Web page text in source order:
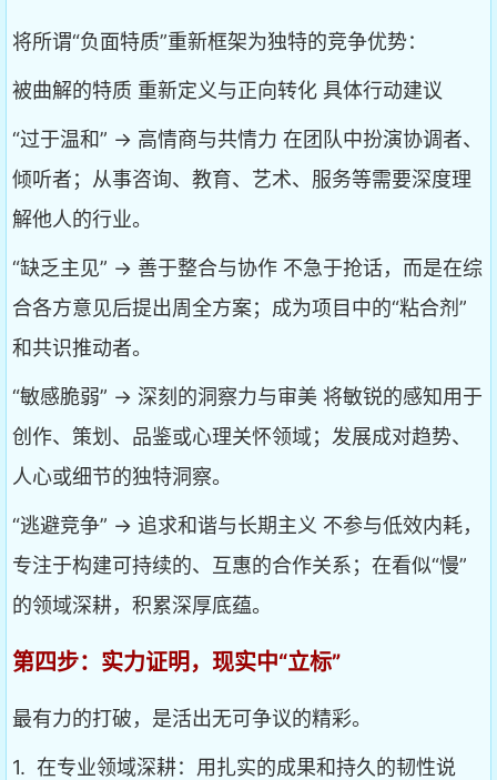
将所谓“负面特质”重新框架为独特的竞争优势：
被曲解的特质 重新定义与正向转化 具体行动建议
“过于温和” → 高情商与共情力 在团队中扮演协调者、
倾听者；从事咨询、教育、艺术、服务等需要深度理
解他人的行业。
“缺乏主见” → 善于整合与协作 不急于抢话，而是在综
合各方意见后提出周全方案；成为项目中的“粘合剂”
和共识推动者。
“敏感脆弱” → 深刻的洞察力与审美 将敏锐的感知用于
创作、策划、品鉴或心理关怀领域；发展成对趋势、
人心或细节的独特洞察。
“逃避竞争” → 追求和谐与长期主义 不参与低效内耗，
专注于构建可持续的、互惠的合作关系；在看似“慢”
的领域深耕，积累深厚底蕴。
第四步：实力证明，现实中“立标”
最有力的打破，是活出无可争议的精彩。
1. 在专业领域深耕：用扎实的成果和持久的韧性说